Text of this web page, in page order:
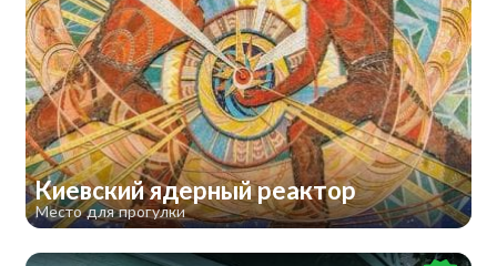
Киевский ядерный реактор
Место для прогулки